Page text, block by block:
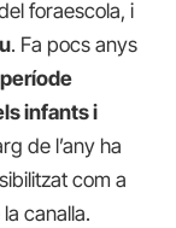
foraescola, i
. Fa pocs anys
infants i
de l’any ha
com a
canalla.